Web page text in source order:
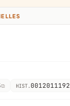
HIST. 0012011192